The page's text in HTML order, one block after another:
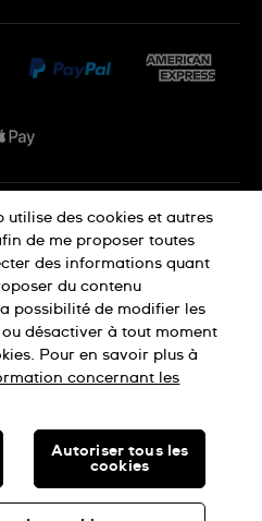
confidentialité
les cookies
d'utilisation
MADE
DROITS RÉSERVÉS : MONTRES
utilise des cookies et autres
de me proposer toutes
des informations quant
du contenu
possibilité de modifier les
désactiver à tout moment
Pour en savoir plus à
concernant les
Autoriser tous les
cookies